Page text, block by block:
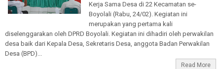
Kerja Sama Desa di 22 Kecamatan se-
Boyolali (Rabu, 24/02). Kegiatan ini
merupakan yang pertama kali
diselenggarakan oleh DPRD Boyolali. Kegiatan ini dihadiri oleh perwakilan
desa baik dari Kepala Desa, Sekretaris Desa, anggota Badan Perwakilan
Desa (BPD)...
Read More